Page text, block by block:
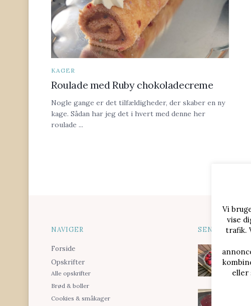
KAGER
Roulade med Ruby chokoladecreme
Nogle gange er det tilfældigheder, der skaber en ny
kage. Sådan har jeg det i hvert med denne her
roulade ...
NAVIGER
Forside
Opskrifter
Alle opskrifter
Brød & boller
Cookies & småkager
SENESTE
Vi
vise
trafik.
eller